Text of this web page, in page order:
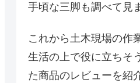
手頃な三脚も調べて見
これから土木現場の作
生活の上で役に立ちそ
た商品のレビューを紹